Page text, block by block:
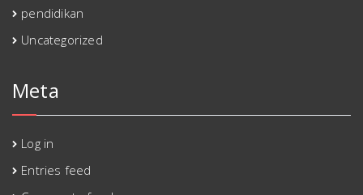
pendidikan
Uncategorized
Meta
Log in
Entries feed